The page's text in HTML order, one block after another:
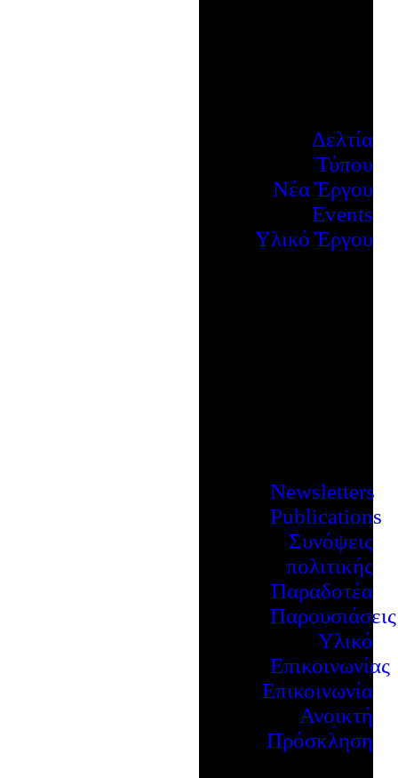
Δελτία
Τύπου
Νέα Έργου
Events
Υλικό Έργου
Newsletters
Publications
Συνόψεις
πολιτικής
Παραδοτέα
Παρουσιάσεις
Υλικό
Επικοινωνίας
Επικοινωνία
Ανοικτή
Πρόσκληση